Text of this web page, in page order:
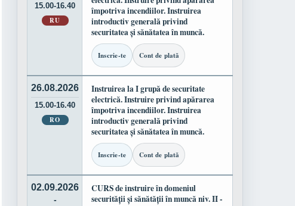
15.00-16.40
RU
împotriva incendiilor. Instruirea
introductiv generală privind
securitatea și sănătatea în muncă.
Inscrie-te Cont de plată
26.08.2026
15.00-16.40
RO
Instruirea la I grupă de securitate
electrică. Instruire privind apărarea
împotriva incendiilor. Instruirea
introductiv generală privind
securitatea și sănătatea în muncă.
Inscrie-te Cont de plată
02.09.2026
-
CURS de instruire în domeniul
securității și sănătății în muncă niv. II -